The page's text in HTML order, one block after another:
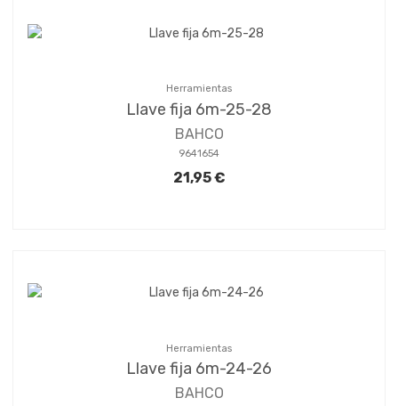
Herramientas
Llave fija 6m-25-28
BAHCO
9641654
21,95 €
Herramientas
Llave fija 6m-24-26
BAHCO